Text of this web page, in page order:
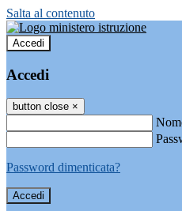
Salta al contenuto
Accedi
Accedi
button close ×
Password dimenticata?